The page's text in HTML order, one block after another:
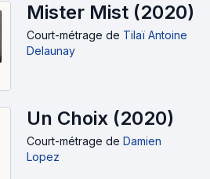
Mister Mist (2020)
Court-métrage de Tilaï Antoine
Delaunay
Un Choix (2020)
Court-métrage de Damien
Lopez